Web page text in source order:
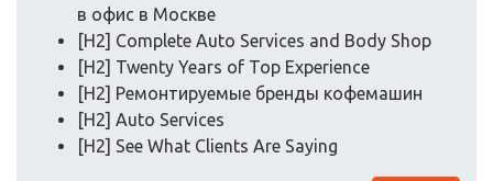
в офис в Москве
[H2] Complete Auto Services and Body Shop
[H2] Twenty Years of Top Experience
[H2] Ремонтируемые бренды кофемашин
[H2] Auto Services
[H2] See What Clients Are Saying